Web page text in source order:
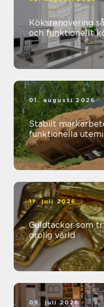
Köksrenovering så skapar du ett hållbart
och funktionellt
01. augusti 2026
Stabilt
funktionella
11. juli 2026
Guldtackor som
orolig värld
09. juli 2026